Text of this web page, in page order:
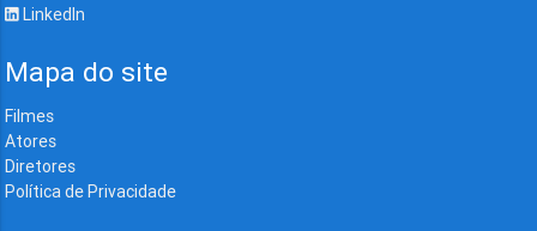
LinkedIn
Mapa do site
Filmes
Atores
Diretores
Política de Privacidade